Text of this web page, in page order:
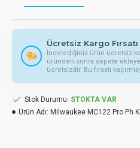
Ücretsiz Kargo Fırsatı
İncelediğiniz ürün ücretsiz
üründen sonra sepete
ücretsizdir. Bu fırsatı
Stok Durumu: STOKTA VAR
Ürün Adı: Milwaukee MC122 Pro Ph